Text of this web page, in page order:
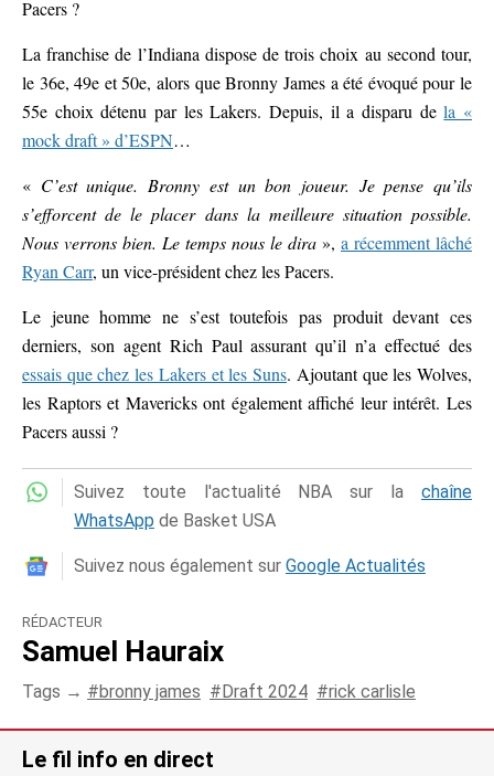
Pacers ?
La franchise de l’Indiana dispose de trois choix au second tour,
le 36e, 49e et 50e, alors que Bronny James a été évoqué pour le
55e choix détenu par les Lakers. Depuis, il a disparu dela «
mock draft » d’ESPN…
« C’est unique. Bronny est un bon joueur. Je pense qu’ils
s’efforcent de le placer dans la meilleure situation possible.
Nous verrons bien. Le temps nous le dira », a récemment lâché
Ryan Carr, un vice-président chez les Pacers.
Le jeune homme ne s’est toutefois pas produit devant ces
derniers, son agent Rich Paul assurant qu’il n’a effectué des
essais que chez les Lakers et les Suns. Ajoutant que les Wolves,
les Raptors et Mavericks ont également affiché leur intérêt. Les
Pacers aussi ?
Suivez toute l'actualité NBA sur la chaîne
WhatsApp de Basket USA
Suivez nous également sur Google Actualités
RÉDACTEUR
Samuel Hauraix
Tags → bronny james Draft 2024 rick carlisle
Le fil info en direct